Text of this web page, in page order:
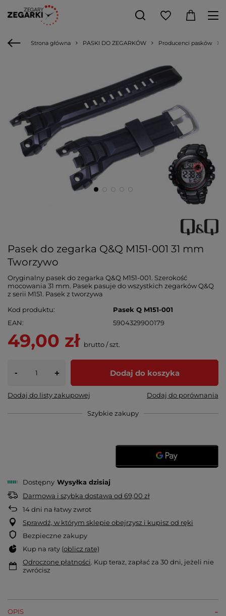
Strona główna PASKI DO ZEGARKÓW Producenci pasków
Pasek do zegarka Q&Q M151-001 31 mm
Tworzywo
Oryginalny pasek do zegarka Q&Q M151-001. Szerokość
mocowania 31 mm. Pasek pasuje do wszystkich zegarków Q&Q
z serii M151. Pasek z tworzywa
Kod produktu
Pasek Q M151-001
EAN
5904329900179
49,00 zł brutto/szt.
- + Dodaj do koszyka
Dodaj do listy zakupowej Dodaj do porównania
Szybkie zakupy
Dostępny Wysyłka dzisiaj
Darmowa i szybka dostawa od 69,00 zł
14dni na łatwy zwrot
Sprawdź, w którym sklepie obejrzysz i kupisz od ręki
Bezpieczne zakupy
Kup na raty (oblicz ratę)
Odroczone płatności. Kup teraz, zapłać za 30 dni, jeżeli nie
zwrócisz
OPIS